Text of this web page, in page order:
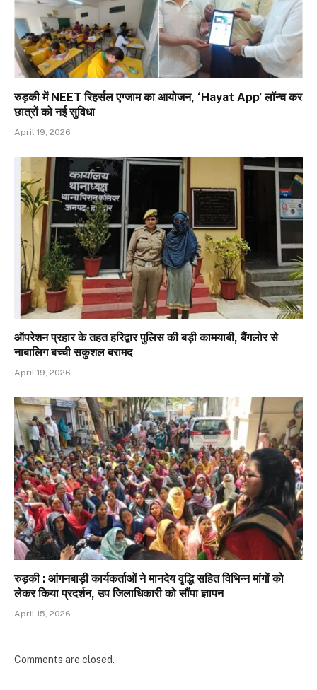
रुड़की में NEET रिहर्सल एग्जाम का आयोजन, ‘Hayat App’ लॉन्च कर
छात्रों को नई सुविधा
April 19, 2026
ऑपरेशन प्रहार के तहत हरिद्वार पुलिस की बड़ी कामयाबी, बैंगलोर से
नाबालिग बच्ची सकुशल बरामद
April 19, 2026
रुड़की : आंगनबाड़ी कार्यकर्ताओं ने मानदेय वृद्धि सहित विभिन्न मांगों को
लेकर किया प्रदर्शन, उप जिलाधिकारी को सौंपा ज्ञापन
April 15, 2026
Comments are closed.